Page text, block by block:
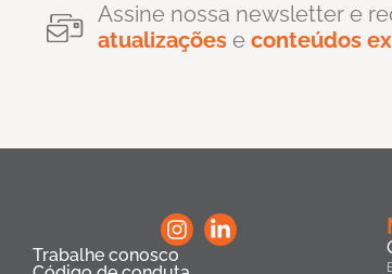
Assine nossa newsletter e
atualizações e conteúdos
Trabalhe conosco